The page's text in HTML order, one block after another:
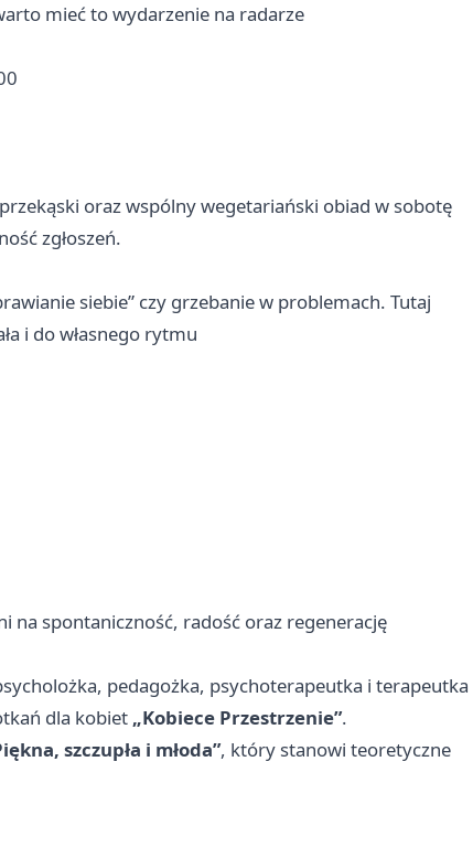
mieć to wydarzenie na radarze
oraz wspólny wegetariański obiad w sobotę
zgłoszeń.
siebie” czy grzebanie w problemach. Tutaj
i do własnego rytmu
na spontaniczność, radość oraz regenerację
pedagożka, psychoterapeutka i terapeutka
dla kobiet „Kobiece Przestrzenie”.
szczupła i młoda”, który stanowi teoretyczne